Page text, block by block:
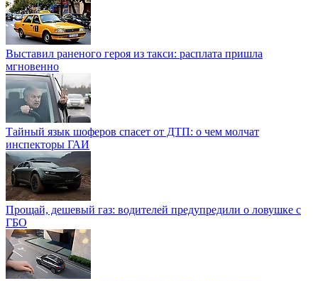
Выставил раненого героя из такси: расплата пришла
мгновенно
Тайный язык шоферов спасет от ДТП: о чем молчат
инспекторы ГАИ
Прощай, дешевый газ: водителей предупредили о ловушке с
ГБО